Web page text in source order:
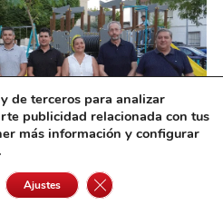
en el Parque Luis
de terceros para analizar
publicidad relacionada con tus
más información y configurar
Ajustes Cerrar el banner de